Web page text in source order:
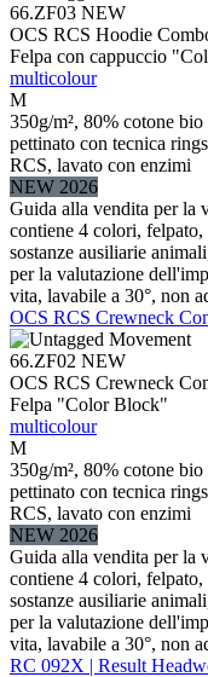
66.ZF03 NEW
OCS RCS Hoodie
Felpa con cappuccio
multicolour
M
350g/m², 80% cotone
pettinato con tecnica
RCS, lavato con enzimi
NEW 2026
Guida alla vendita per la
contiene 4 colori, felpato,
sostanze ausiliarie
per la valutazione
vita, lavabile a 30°, non
OCS RCS Crewneck
66.ZF02 NEW
OCS RCS Crewneck
Felpa "Color Block"
multicolour
M
350g/m², 80% cotone
pettinato con tecnica
RCS, lavato con enzimi
NEW 2026
Guida alla vendita per la
contiene 4 colori, felpato,
sostanze ausiliarie
per la valutazione
vita, lavabile a 30°, non
RC 092X | Result